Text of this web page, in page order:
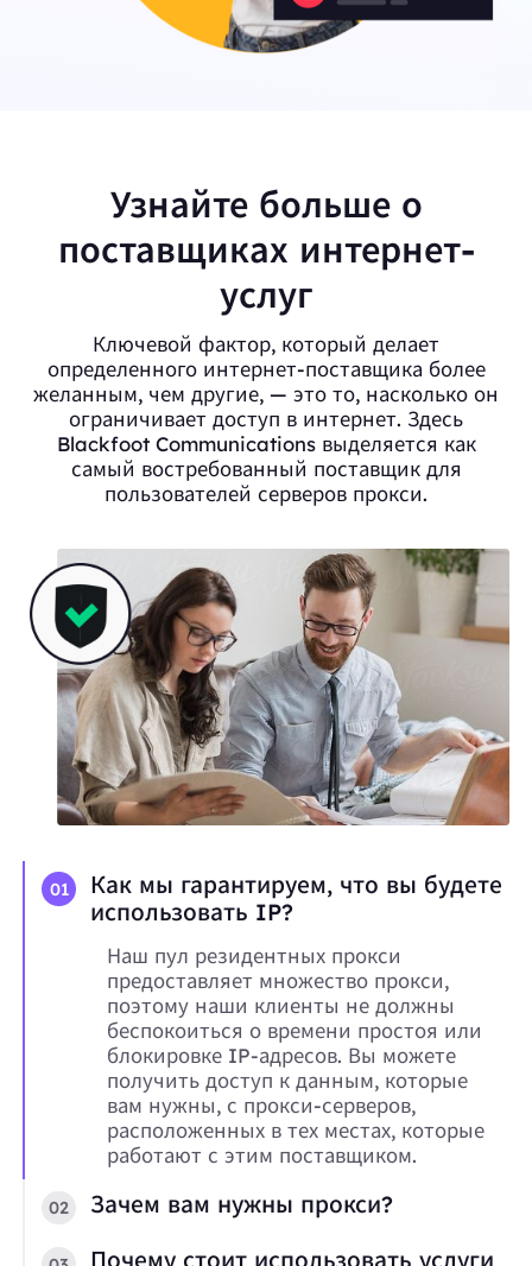
Узнайте больше о
поставщиках интернет-
услуг
Ключевой фактор, который делает
определенного интернет-поставщика более
желанным, чем другие, — это то, насколько он
ограничивает доступ в интернет. Здесь
Blackfoot Communications выделяется как
самый востребованный поставщик для
пользователей серверов прокси.
01
Как мы гарантируем, что вы будете
использовать IP?
Наш пул резидентных прокси
предоставляет множество прокси,
поэтому наши клиенты не должны
беспокоиться о времени простоя или
блокировке IP-адресов. Вы можете
получить доступ к данным, которые
вам нужны, с прокси-серверов,
расположенных в тех местах, которые
работают с этим поставщиком.
02 Зачем вам нужны прокси?